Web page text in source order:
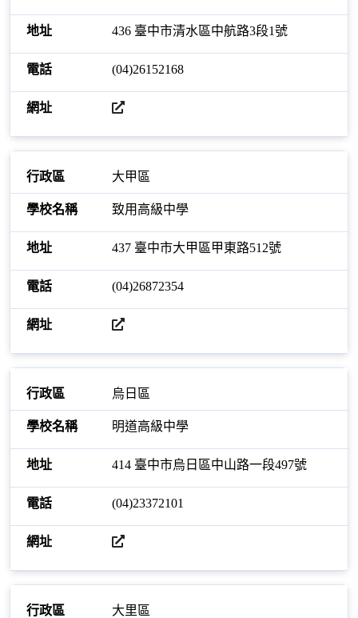
436 臺中市清水區中航路3段1號
(04)26152168
開啟網站
大甲區
致用高級中學
437 臺中市大甲區甲東路512號
(04)26872354
開啟網站
烏日區
明道高級中學
414 臺中市烏日區中山路一段497號
(04)23372101
開啟網站
大里區